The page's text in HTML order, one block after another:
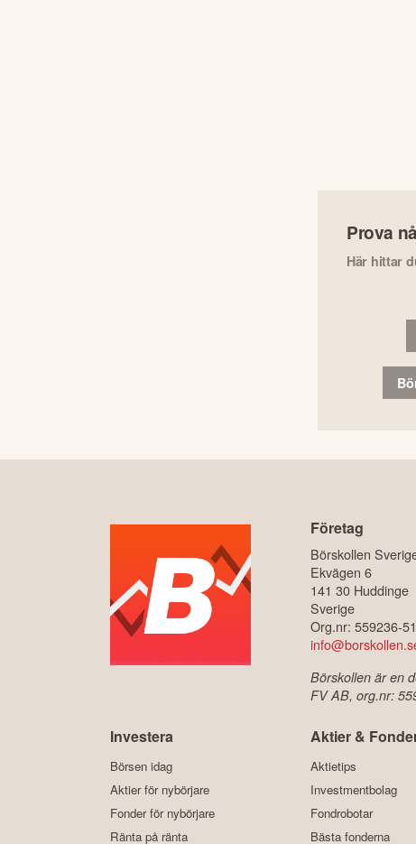
Prova
Här hittar
Företag
Börskollen
Ekvägen 6
141 30 Huddinge
Sverige
Org.nr: 559236-
Börskollen är en
FV AB, org.nr:
Investera
Börsen idag
Aktier för nybörjare
Fonder för nybörjare
Ränta på ränta
Aktier &
Aktietips
Investmentbolag
Fondrobotar
Bästa fonderna